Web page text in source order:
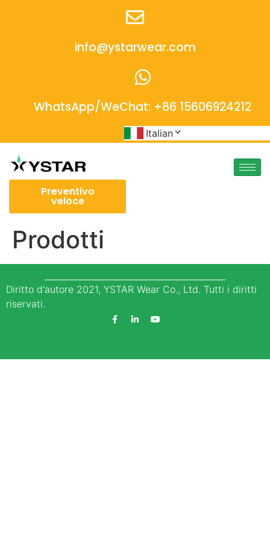
info@ystarwear.com
WhatsApp/WeChat: +86 15606924212
Italian
Preventivo
veloce
Prodotti
Diritto d'autore 2021, YSTAR Wear Co., Ltd. Tutti i diritti
riservati.